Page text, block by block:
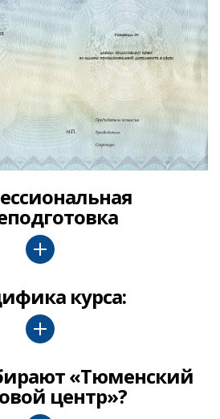
курса:
«Тюменский
центр»?